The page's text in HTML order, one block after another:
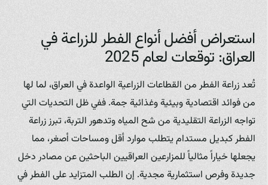
استعراض أفضل أنواع الفطر للزراعة في
العراق: توقعات لعام 2025
تُعد زراعة الفطر من القطاعات الزراعية الواعدة في العراق، لما لها
من فوائد اقتصادية وبيئية وغذائية جمة. ففي ظل التحديات التي
تواجه الزراعة التقليدية من شح المياه وتدهور التربة، تبرز زراعة
الفطر كبديل مستدام يتطلب موارد أقل ومساحات أصغر، مما
يجعلها خياراً مثالياً للمزارعين العراقيين الباحثين عن مصادر دخل
جديدة وفرص استثمارية مجدية. إن الطلب المتزايد على الفطر في